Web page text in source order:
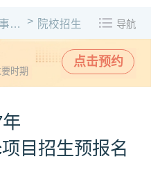
大连海事大学 > 院校招生 导航
时期
点击预约
目招生预报名